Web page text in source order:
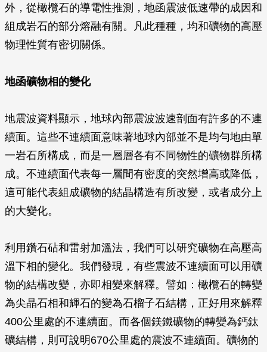
外，從橄欖石的導電性推測，地函震波低速帶的成因和
組成岩石的部分熔融有關。凡此種種，均和礦物的高壓
物理性質有密切關係。
地函礦物相的變化
地震波資料顯示，地球內部震波波速剖面有許多的不連
續面。這些不連續面意味著地球內部並不是均勻地由單
一岩石所構成，而是一層層各有不同物性的礦物群所構
成。不連續面代表每一層間有密度的突然增高或降低，
這可能代表組成礦物的結晶構造有所改變，或者成分上
的大變化。
利用鑽石砧和雷射加溫法，我們可以研究礦物在高壓高
溫下相的變化。我們發現，有些震波不連續面可以用礦
物的結構改變，亦即相變來解釋。譬如：橄欖石的轉變
為尖晶石相和輝石的變為石榴子石結構，正好用來解釋
400公里處的不連續面。而各個鎂鐵礦物的轉變為鈣鈦
礦結構，則可說明670公里處的震波不連續面。礦物的